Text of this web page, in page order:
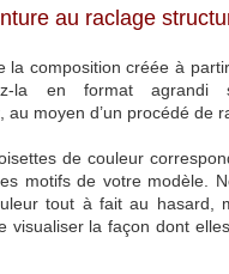
au raclage
la composition créée à
la en format agrandi
au moyen d’un procédé de
de couleur
motifs de votre modèle.
tout à fait au hasard,
visualiser la façon dont